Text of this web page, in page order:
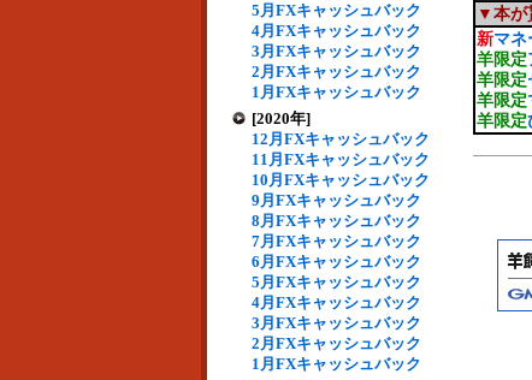
5月FXキャッシュバック
4月FXキャッシュバック
3月FXキャッシュバック
2月FXキャッシュバック
1月FXキャッシュバック
[2020年]
12月FXキャッシュバック
11月FXキャッシュバック
10月FXキャッシュバック
9月FXキャッシュバック
8月FXキャッシュバック
7月FXキャッシュバック
6月FXキャッシュバック
5月FXキャッシュバック
4月FXキャッシュバック
3月FXキャッシュバック
2月FXキャッシュバック
1月FXキャッシュバック
▼本が
新マネ
羊限定
羊限定
羊限定
羊限定